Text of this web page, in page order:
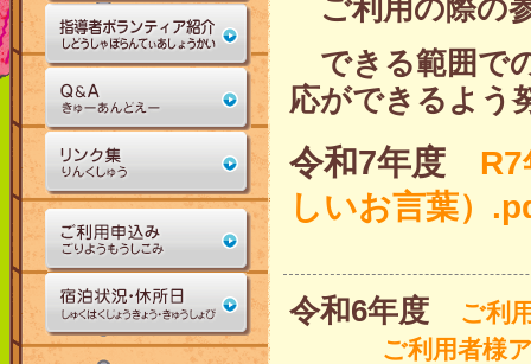
ご利用の際の
できる範囲で
応ができるよう
令和7年度
しいお言葉）
令和6年度
ご利
ご利用者様